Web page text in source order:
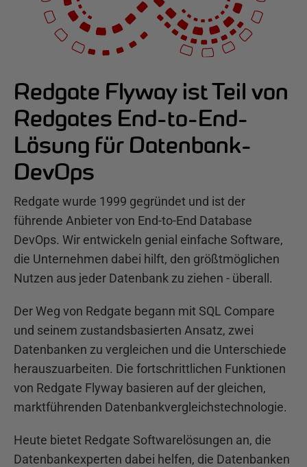
Redgate Flyway ist Teil von
Redgates End-to-End-
Lösung für Datenbank-
DevOps
Redgate wurde 1999 gegründet und ist der
führende Anbieter von End-to-End Database
DevOps. Wir entwickeln genial einfache Software,
die Unternehmen dabei hilft, den größtmöglichen
Nutzen aus jeder Datenbank zu ziehen - überall.
Der Weg von Redgate begann mit SQL Compare
und seinem zustandsbasierten Ansatz, zwei
Datenbanken zu vergleichen und die Unterschiede
herauszuarbeiten. Die fortschrittlichen Funktionen
von Redgate Flyway basieren auf der gleichen,
marktführenden Datenbankvergleichstechnologie.
Heute bietet Redgate Softwarelösungen an, die
Datenbankexperten dabei helfen, die Datenbanken